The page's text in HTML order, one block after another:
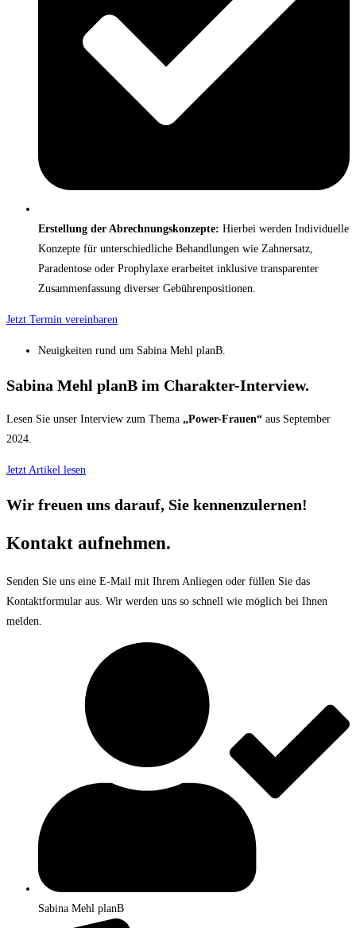
Erstellung der Abrechnungskonzepte: Hierbei werden Individuelle
Konzepte für unterschiedliche Behandlungen wie Zahnersatz,
Paradentose oder Prophylaxe erarbeitet inklusive transparenter
Zusammenfassung diverser Gebührenpositionen.
Jetzt Termin vereinbaren
Neuigkeiten rund um Sabina Mehl planB.
Sabina Mehl planB im Charakter-Interview.
Lesen Sie unser Interview zum Thema „Power-Frauen“ aus September
2024.
Jetzt Artikel lesen
Wir freuen uns darauf, Sie kennenzulernen!
Kontakt aufnehmen.
Senden Sie uns eine E-Mail mit Ihrem Anliegen oder füllen Sie das
Kontaktformular aus. Wir werden uns so schnell wie möglich bei Ihnen
melden.
Sabina Mehl planB